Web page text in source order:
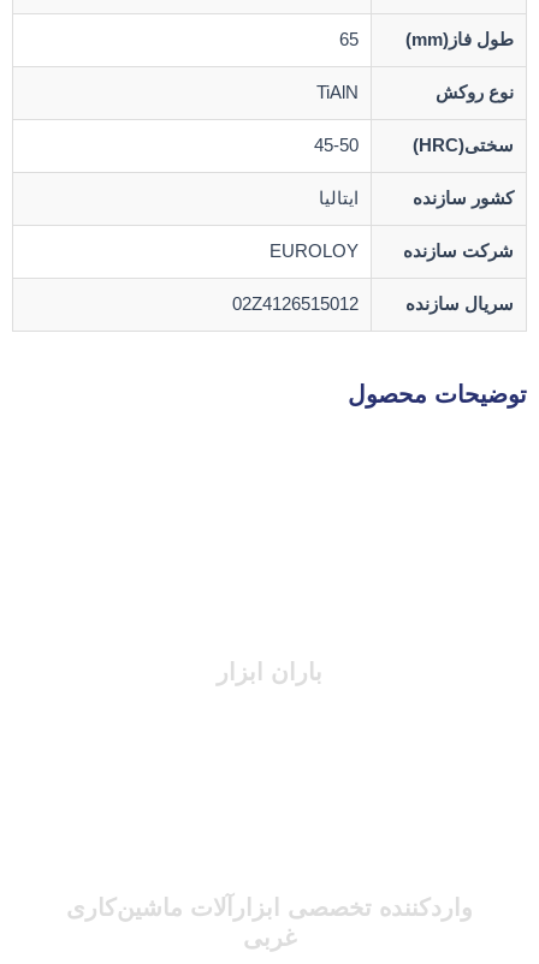
طول فاز(mm) 65
نوع روکش TiAlN
سختی(HRC) 45-50
کشور سازنده ایتالیا
شرکت سازنده EUROLOY
سریال سازنده 02Z4126515012
توضیحات محصول
باران ابزار
واردکننده تخصصی ابزارآلات ماشین‌کاری
غربی